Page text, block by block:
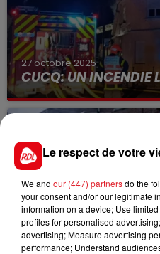
27 octobre 2025
CUCQ: UN INCENDIE
22 octobre 2025
A COURCELLES-LÈS-
Le respect de votre
We and our (447) partnersdo the
your consent and/or our legitimate
information on a device; Use
profiles for personalised
advertising; Measure advertising
performance; Understand